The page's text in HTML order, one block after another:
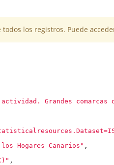
los registros. Puede